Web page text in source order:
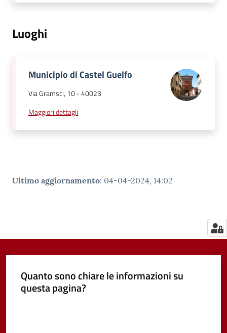
Luoghi
Municipio di Castel Guelfo
Via Gramsci, 10-40023
Maggiori dettagli
Ultimo aggiornamento: 04-04-2024, 14:02
Quanto sono chiare le informazioni su
questa pagina?